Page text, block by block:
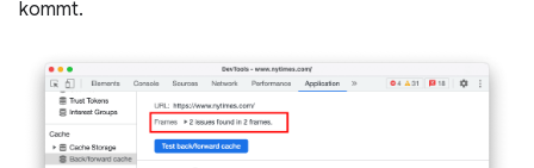
kommt.